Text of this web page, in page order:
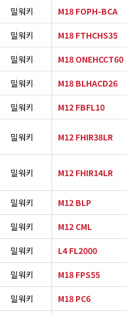
밀워키 M18 FOPH-BCA
밀워키 M18 FTHCHS35
밀워키 M18 ONEHCCT60
밀워키 M18 BLHACD26
밀워키 M12 FBFL10
밀워키 M12 FHIR38LR
밀워키 M12 FHIR14LR
밀워키 M12 BLP
밀워키 M12 CML
밀워키 L4 FL2000
밀워키 M18 FPS55
밀워키 M18 PC6